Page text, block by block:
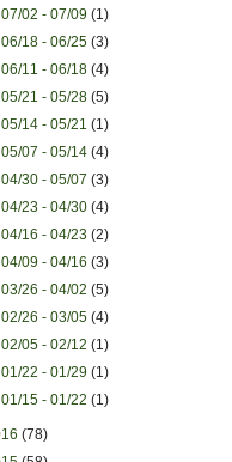
07/02 - 07/09(1)
06/18 - 06/25(3)
06/11 - 06/18(4)
05/21 - 05/28(5)
05/14 - 05/21(1)
05/07 - 05/14(4)
04/30 - 05/07(3)
04/23 - 04/30(4)
04/16 - 04/23(2)
04/09 - 04/16(3)
03/26 - 04/02(5)
02/26 - 03/05(4)
02/05 - 02/12(1)
01/22 - 01/29(1)
01/15 - 01/22(1)
(78)